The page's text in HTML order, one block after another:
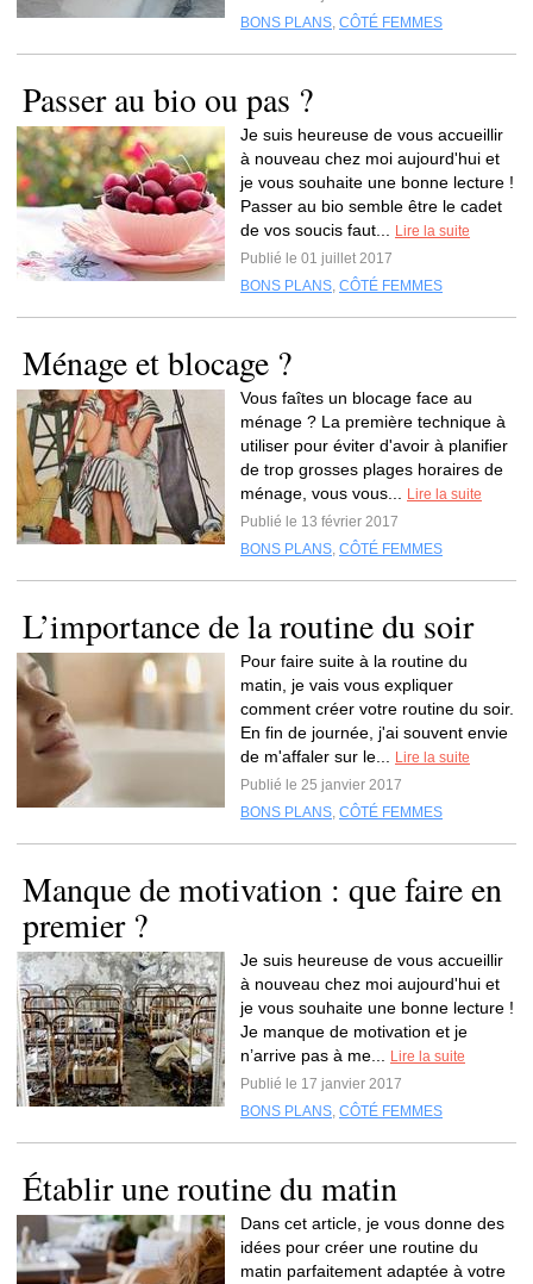
BONS PLANS, CÔTÉ FEMMES
Passer au bio ou pas ?
Je suis heureuse de vous accueillir
à nouveau chez moi aujourd'hui et
je vous souhaite une bonne lecture !
Passer au bio semble être le cadet
de vos soucis faut...
Lire la suite
Publié le 01 juillet 2017
BONS PLANS, CÔTÉ FEMMES
Ménage et blocage ?
Vous faîtes un blocage face au
ménage ? La première technique à
utiliser pour éviter d'avoir à planifier
de trop grosses plages horaires de
ménage, vous vous...
Lire la suite
Publié le 13 février 2017
BONS PLANS, CÔTÉ FEMMES
L’importance de la routine du soir
Pour faire suite à la routine du
matin, je vais vous expliquer
comment créer votre routine du soir.
En fin de journée, j'ai souvent envie
de m'affaler sur le...
Lire la suite
Publié le 25 janvier 2017
BONS PLANS, CÔTÉ FEMMES
Manque de motivation : que faire en
premier ?
Je suis heureuse de vous accueillir
à nouveau chez moi aujourd'hui et
je vous souhaite une bonne lecture !
Je manque de motivation et je
n’arrive pas à me...
Lire la suite
Publié le 17 janvier 2017
BONS PLANS, CÔTÉ FEMMES
Établir une routine du matin
Dans cet article, je vous donne des
idées pour créer une routine du
matin parfaitement adaptée à votre